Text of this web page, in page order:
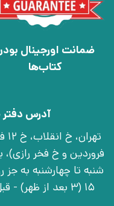
ضمانت اورجینال
کتاب‌ها
آدرس دفتر
15 (3 بعد از ظهر) - قبل از تشریف آوردن تماس بگیرید